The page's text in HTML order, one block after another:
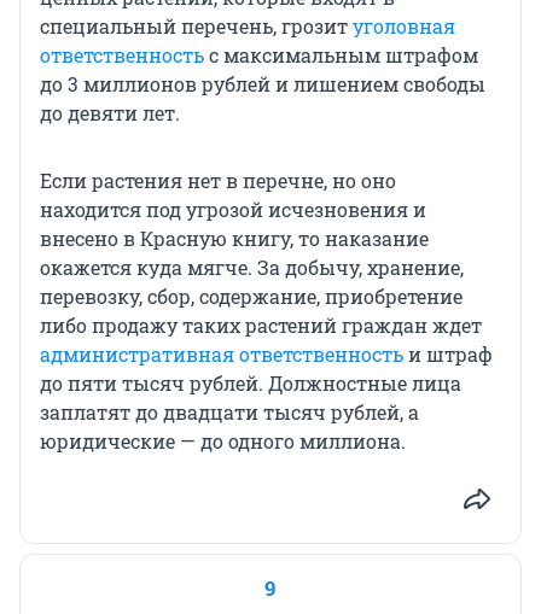
специальный перечень, грозитуголовная
ответственностьс максимальным штрафом
до 3 миллионов рублей и лишением свободы
до девяти лет.
Если растения нет в перечне, но оно
находится под угрозой исчезновения и
внесено в Красную книгу, то наказание
окажется куда мягче. За добычу, хранение,
перевозку, сбор, содержание, приобретение
либо продажу таких растений граждан ждет
административная ответственностьи штраф
до пяти тысяч рублей. Должностные лица
заплатят до двадцати тысяч рублей, а
юридические — до одного миллиона.
9